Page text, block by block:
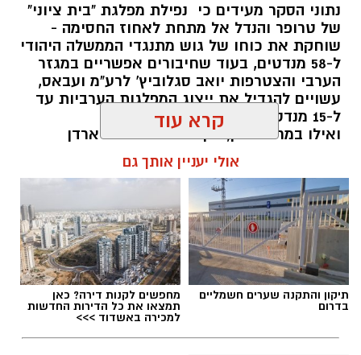
נתוני הסקר מעידים כי נפילת מפלגת "בית ציוני"
של טרופר והנדל אל מתחת לאחוז החסימה -
שוחקת את כוחו של גוש מתנגדי הממשלה היהודי
ל-58 מנדטים, בעוד שחיבורים אפשריים במגזר
הערבי והצטרפות יואב סגלוביץ' לרע"מ ועבאס,
עשויים להגדיל את ייצוג המפלגות הערביות עד
ל-15 מנדטים.
ואילו במרכז-ימין, הקמת מפלגתו של ארדן
וכאשר וינטר מתחמם על הקוים... אם לא
תתאחדנה כל הטוענות לכתר נציגות הימנים
הממלכתיים (....) - הן צפויות לחולל שריפת
קולות שתזכיר את בל"ד ומרצ מ2022
kolness1@gmail.com / 10:17 07.08.26
קרא עוד
אולי יעניין אותך גם
תיקון והתקנה שערים חשמליים
בדרום
מחפשים לקנות דירה? כאן
תמצאו את כל הדירות החדשות
למכירה באשדוד >>>